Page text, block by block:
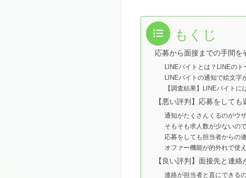
もくじ
応募から面接までの手間を
LINEバイトとは？LINEの
LINEバイトの通知で絵文字
【調査結果】LINEバイトに
【悪い評判】応募をして
通知がたくさんくるのがウ
そもそも求人数が少ないの
応募をしても担当者からの
オファー機能が的外れで使
【良い評判】面接先と連
連絡が担当者と直にできる